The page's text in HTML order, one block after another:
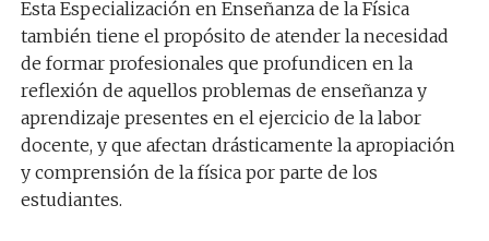
Esta Especialización en Enseñanza de la Física
también tiene el propósito de atender la necesidad
de formar profesionales que profundicen en la
reflexión de aquellos problemas de enseñanza y
aprendizaje presentes en el ejercicio de la labor
docente, y que afectan drásticamente la apropiación
y comprensión de la física por parte de los
estudiantes.